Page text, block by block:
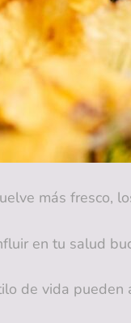
más fresco,
en tu salud
de vida